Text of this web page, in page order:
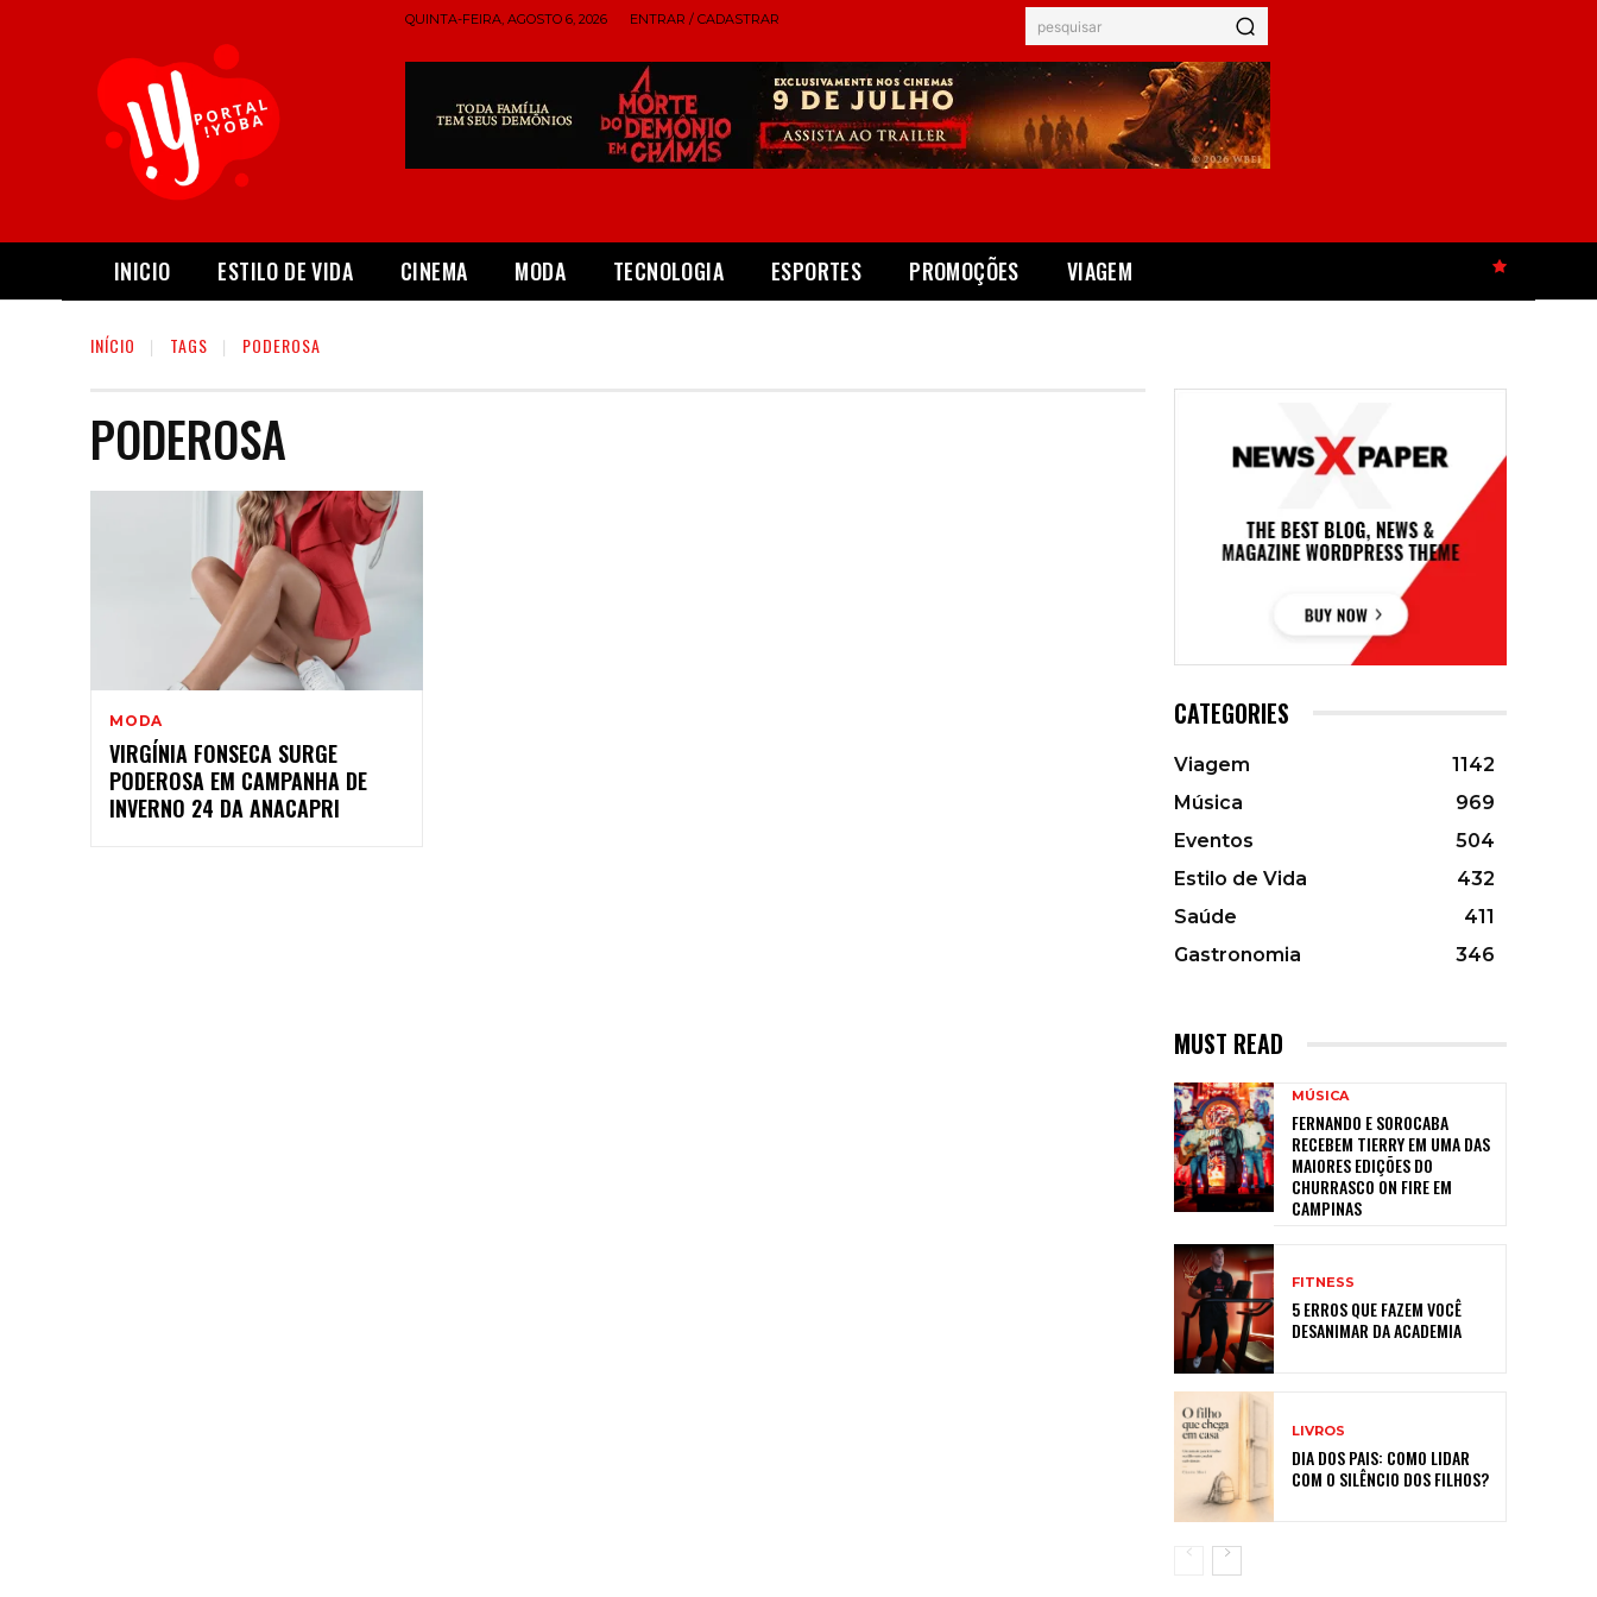
QUINTA-FEIRA, AGOSTO 6, 2026 ENTRAR / CADASTRAR pesquisar
INICIO ESTILO DE VIDA CINEMA MODA TECNOLOGIA ESPORTES PROMOÇÕES VIAGEM
INÍCIO TAGS PODEROSA
PODEROSA
MODA
VIRGÍNIA FONSECA SURGE
PODEROSA EM CAMPANHA DE
INVERNO 24 DA ANACAPRI
CATEGORIES
Viagem
1142
Música
969
Eventos
504
Estilo de Vida
432
Saúde
411
Gastronomia
346
MUST READ
MÚSICA
FERNANDO E SOROCABA
RECEBEM TIERRY EM UMA DAS
MAIORES EDIÇÕES DO
CHURRASCO ON FIRE EM
CAMPINAS
FITNESS
5 ERROS QUE FAZEM VOCÊ
DESANIMAR DA ACADEMIA
LIVROS
DIA DOS PAIS: COMO LIDAR
COM O SILÊNCIO DOS FILHOS?